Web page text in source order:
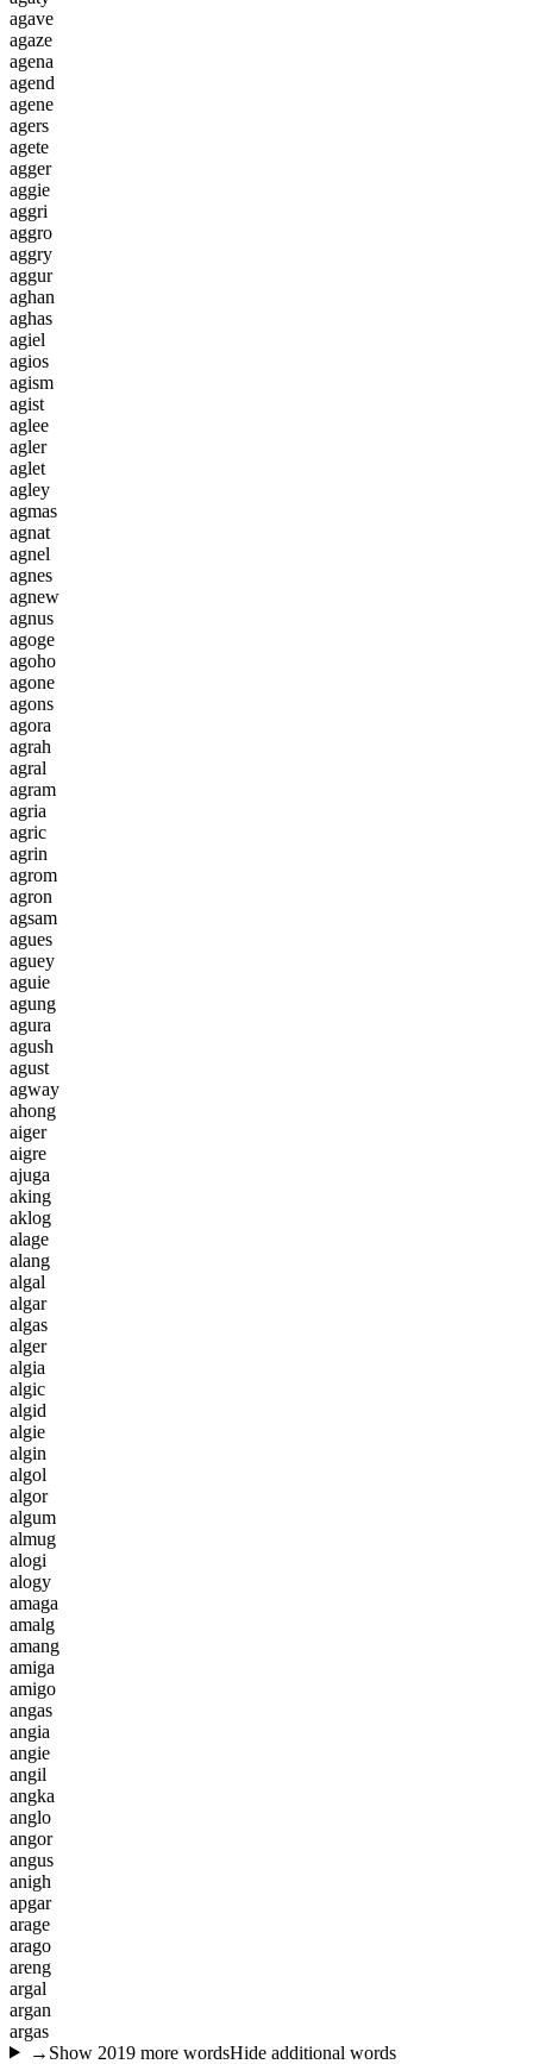
agave
agaze
agena
agend
agene
agers
agete
agger
aggie
aggri
aggro
aggry
aggur
aghan
aghas
agiel
agios
agism
agist
aglee
agler
aglet
agley
agmas
agnat
agnel
agnes
agnew
agnus
agoge
agoho
agone
agons
agora
agrah
agral
agram
agria
agric
agrin
agrom
agron
agsam
agues
aguey
aguie
agung
agura
agush
agust
agway
ahong
aiger
aigre
ajuga
aking
aklog
alage
alang
algal
algar
algas
alger
algia
algic
algid
algie
algin
algol
algor
algum
almug
alogi
alogy
amaga
amalg
amang
amiga
amigo
angas
angia
angie
angil
angka
anglo
angor
angus
anigh
apgar
arage
arago
areng
argal
argan
argas
→ Show 2019more wordsHide additional words